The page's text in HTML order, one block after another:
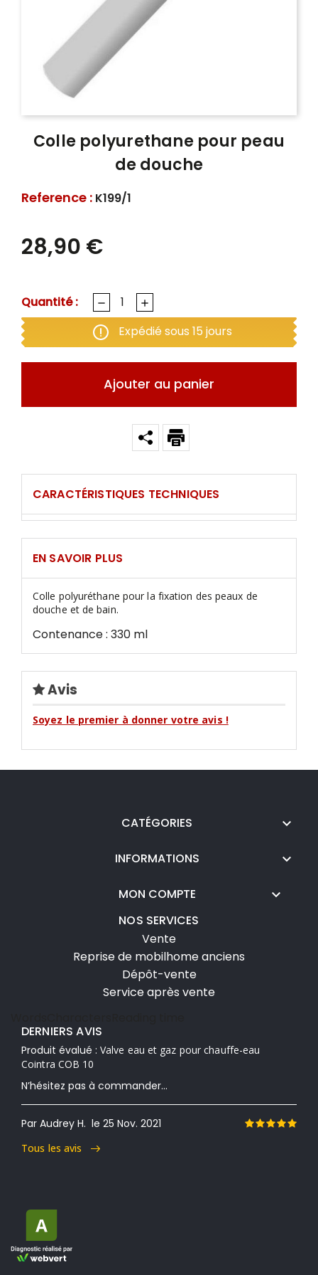
Colle polyurethane pour peau
de douche
Reference : K199/1
28,90 €
Quantité :
Expédié sous 15 jours
Ajouter au panier
CARACTÉRISTIQUES TECHNIQUES
EN SAVOIR PLUS
Colle polyuréthane pour la fixation des peaux de
douche et de bain.
Contenance : 330 ml
Avis
Soyez le premier à donner votre avis !
CATÉGORIES 
INFORMATIONS 
MON COMPTE 
NOS SERVICES
Vente
Reprise de mobilhome anciens
Dépôt-vente
Service après vente
DERNIERS AVIS
Produit évalué : Valve eau et gaz pour chauffe-eau
Cointra COB 10
N’hésitez pas à commander...
Par Audrey H. le 25 Nov. 2021
Tous les avis